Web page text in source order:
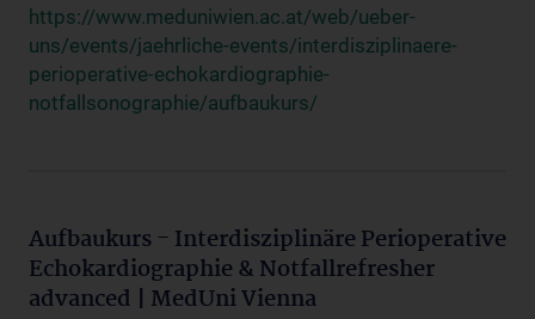
https://www.meduniwien.ac.at/web/ueber-
uns/events/jaehrliche-events/interdisziplinaere-
perioperative-echokardiographie-
notfallsonographie/aufbaukurs/
Aufbaukurs - Interdisziplinäre Perioperative
Echokardiographie & Notfallrefresher
advanced | MedUni Vienna